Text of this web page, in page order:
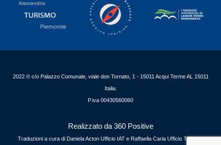
2022 © c/o Palazzo Comunale, viale don Tornato, 1 - 15011 Acqui Terme AL 15011
Italia.
P.iva 00430560060
Realizzato da 360 Positive
Traduzioni a cura di Daniela Acton Ufficio IAT e Raffaella Caria Ufficio Turismo